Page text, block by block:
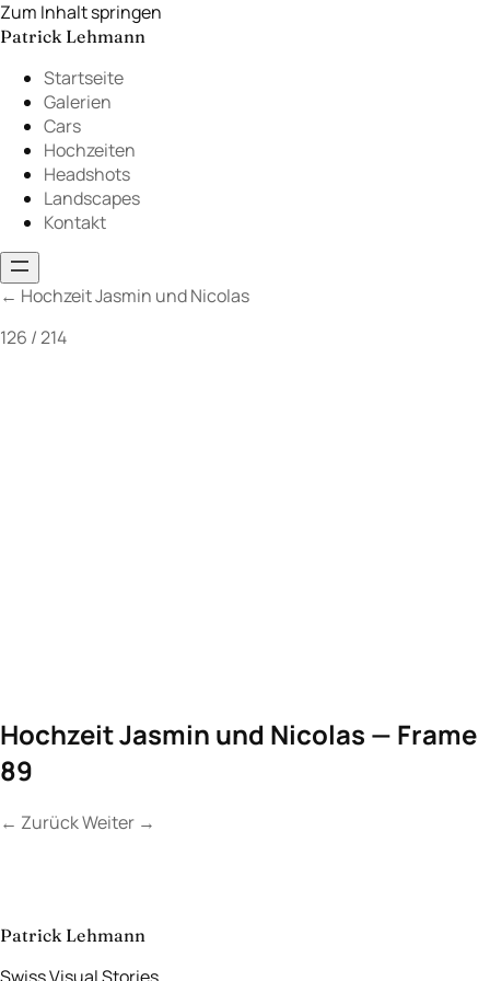
Zum Inhalt springen
Patrick Lehmann
Startseite
Galerien
Cars
Hochzeiten
Headshots
Landscapes
Kontakt
← Hochzeit Jasmin und Nicolas
126 / 214
Hochzeit Jasmin und Nicolas — Frame
89
← ZurückWeiter →
aufnehmen→
Patrick Lehmann